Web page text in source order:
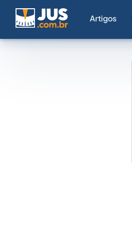
Artigos